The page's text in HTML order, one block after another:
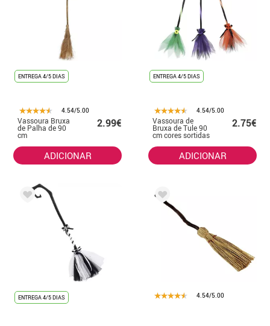
ENTREGA 4/5 DIAS
4.54/5.00
Vassoura Bruxa
de Palha de 90
cm
2.99€
ADICIONAR
ENTREGA 4/5 DIAS
4.54/5.00
Vassoura de
Bruxa de Tule 90
cm cores sortidas
2.75€
ADICIONAR
ENTREGA 4/5 DIAS 4.54/5.00